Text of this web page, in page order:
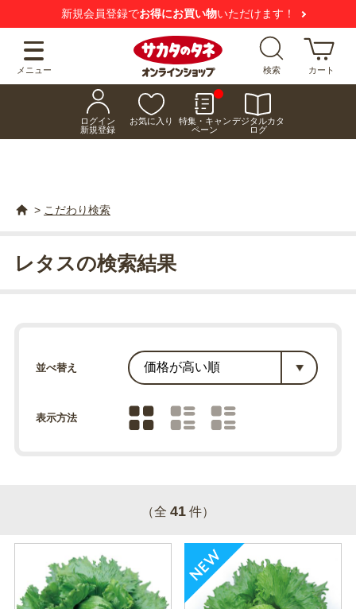
新規会員登録でお得にお買い物いただけます！
メニュー 検索 カート
ログイン
新規登録
お気に入り
特集・キャン
ペーン
デジタルカタ
ログ
> こだわり検索
レタスの検索結果
並べ替え
表示方法
（全 41 件）